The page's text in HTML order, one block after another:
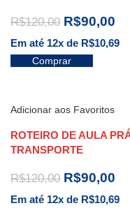
R$120,00 R$90,00
Em até 12x de R$10,69
Comprar
Adicionar aos Favoritos
ROTEIRO DE AULA
TRANSPORTE
R$120,00 R$90,00
Em até 12x de R$10,69